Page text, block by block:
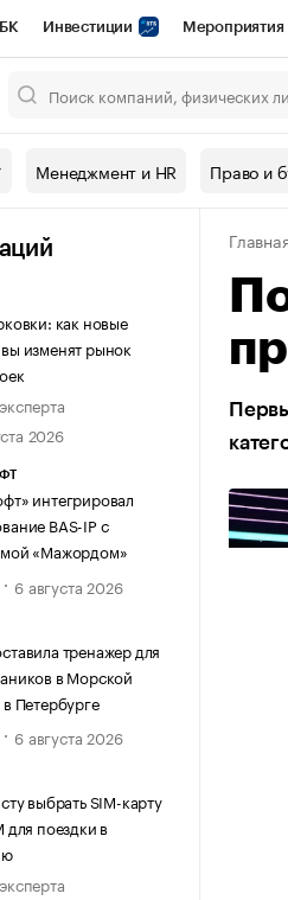
Инвестиции Мероприятия
Конференции СПб
Рынок наличной
Менеджмент и HR Право и
как новые
изменят рынок
2026
интегрировал
BAS-IP с
«Мажордом»
6 августа 2026
тренажер для
в Морской
Петербурге
6 августа 2026
выбрать SIM-карту
для поездки в
Главная